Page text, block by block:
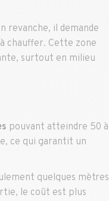
revanche, il demande
chauffer. Cette zone
surtout en milieu
pouvant atteindre 50 à
ce qui garantit un
quelques mètres
le coût est plus